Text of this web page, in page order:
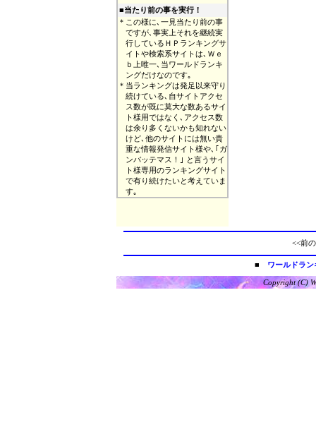
■当たり前の事を実行！
＊ この様に､一見当たり前の事
ですが､事実上それを継続実
行しているＨＰランキングサ
イトや検索系サイトは､Ｗｅ
ｂ上唯一､当ワールドランキ
ングだけなのです｡
＊ 当ランキングは発足以来守り
続けている､自サイトアクセ
ス数が既に莫大な数あるサイ
ト様用ではなく､アクセス数
は余り多くないかも知れない
けど､他のサイトには無い貴
重な情報発信サイト様や､｢ガ
ンバッテマス！｣ と言うサイ
ト様専用のランキングサイト
で有り続けたいと考えていま
す｡
<<前
■ ワールドラ
Copyright (C)